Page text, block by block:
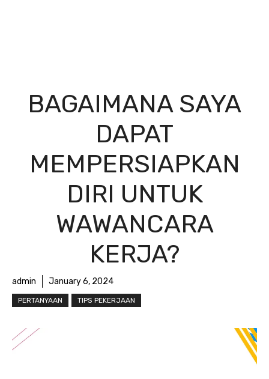
BAGAIMANA SAYA
DAPAT
MEMPERSIAPKAN
DIRI UNTUK
WAWANCARA
KERJA?
admin January 6, 2024
PERTANYAAN TIPS PEKERJAAN